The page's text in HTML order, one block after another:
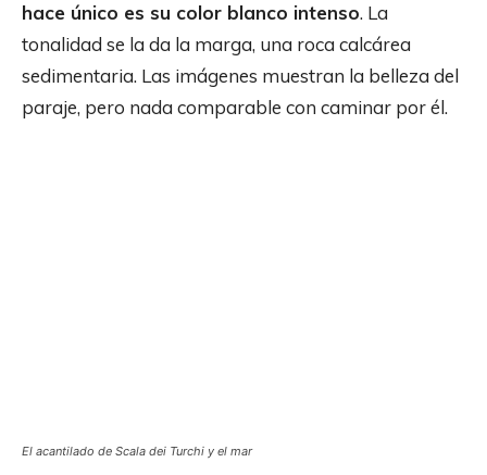
hace único es su color blanco intenso. La
tonalidad se la da la marga, una roca calcárea
sedimentaria. Las imágenes muestran la belleza del
paraje, pero nada comparable con caminar por él.
El acantilado de Scala dei Turchi y el mar